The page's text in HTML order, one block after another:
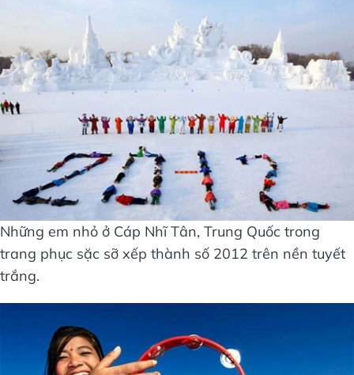
Những em nhỏ ở Cáp Nhĩ Tân, Trung Quốc trong
trang phục sặc sỡ xếp thành số 2012 trên nền tuyết
trắng.